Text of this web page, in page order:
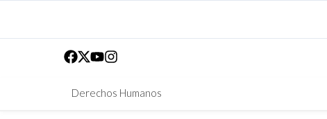
Derechos Humanos